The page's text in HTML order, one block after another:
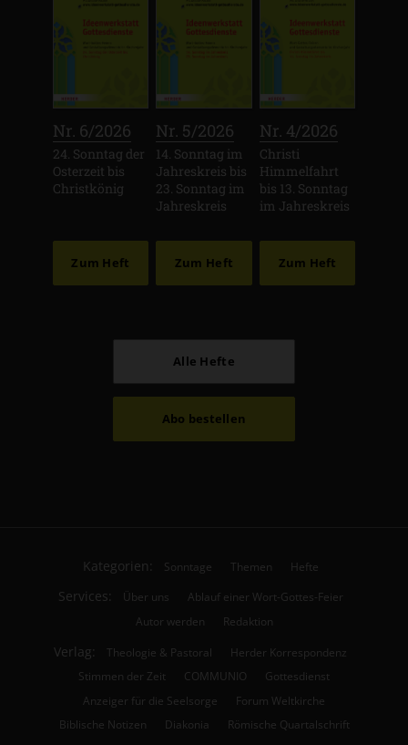
Nr. 6/2026
24. Sonntag der
Osterzeit bis
Christkönig
Zum Heft
Nr. 5/2026
14. Sonntag im
Jahreskreis bis
23. Sonntag im
Jahreskreis
Zum Heft
Nr. 4/2026
Christi
Himmelfahrt
bis 13. Sonntag
im Jahreskreis
Zum Heft
Alle Hefte
Abo bestellen
Kategorien: Sonntage Themen Hefte
Services: Über uns
Ablauf einer Wort-Gottes-Feier
Autor werden
Redaktion
Verlag: Theologie & Pastoral
Herder Korrespondenz
Stimmen der Zeit
COMMUNIO
Gottesdienst
Anzeiger für die Seelsorge
Forum Weltkirche
Biblische Notizen
Diakonia Römische Quartalschrift